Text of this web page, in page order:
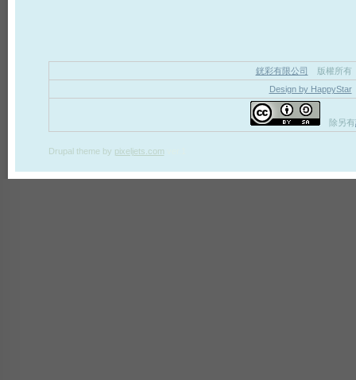
銧彩有限公司
版權所有
Design by HappyStar
除另有
Drupal theme by pixeljets.com